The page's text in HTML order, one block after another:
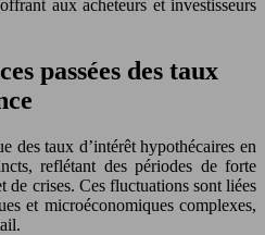
aux acheteurs et investisseurs
passées des taux
des taux d’intérêt hypothécaires en
reflétant des périodes de forte
de crises. Ces fluctuations sont liées
et microéconomiques complexes,